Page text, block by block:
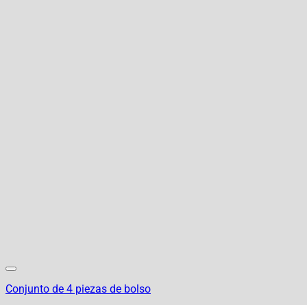
Conjunto de 4 piezas de bolso